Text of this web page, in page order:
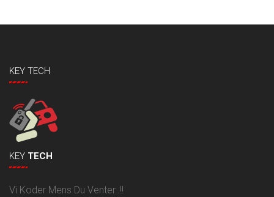
KEY TECH
KEY TECH
Vi Koder Mens Du Venter..!!